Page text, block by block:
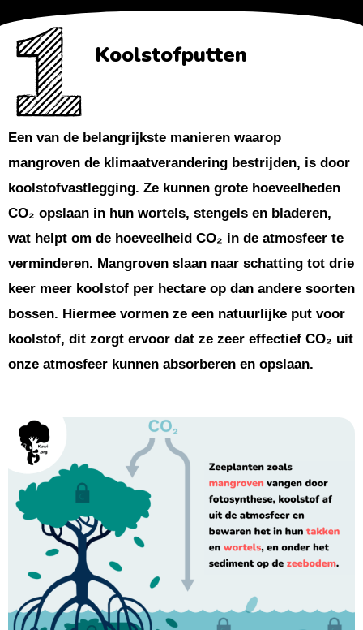
Koolstofputten
Een van de belangrijkste manieren waarop
mangroven de klimaatverandering bestrijden, is door
koolstofvastlegging. Ze kunnen grote hoeveelheden
CO₂ opslaan in hun wortels, stengels en bladeren,
wat helpt om de hoeveelheid CO₂ in de atmosfeer te
verminderen. Mangroven slaan naar schatting tot drie
keer meer koolstof per hectare op dan andere soorten
bossen. Hiermee vormen ze een natuurlijke put voor
koolstof, dit zorgt ervoor dat ze zeer effectief CO₂ uit
onze atmosfeer kunnen absorberen en opslaan.